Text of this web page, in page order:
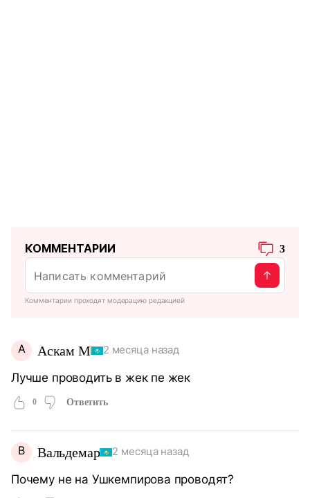
КОММЕНТАРИИ 3
Комментарии проходят модерацию редакцией
А Аскам М 2 месяца назад
Лучше проводить в жек пе жек
0 Ответить
В Вальдемар 2 месяца назад
Почему не на Ушкемпирова проводят?